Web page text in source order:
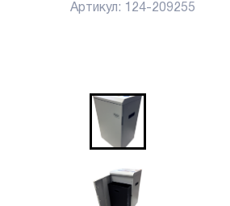
Артикул: 124-209255